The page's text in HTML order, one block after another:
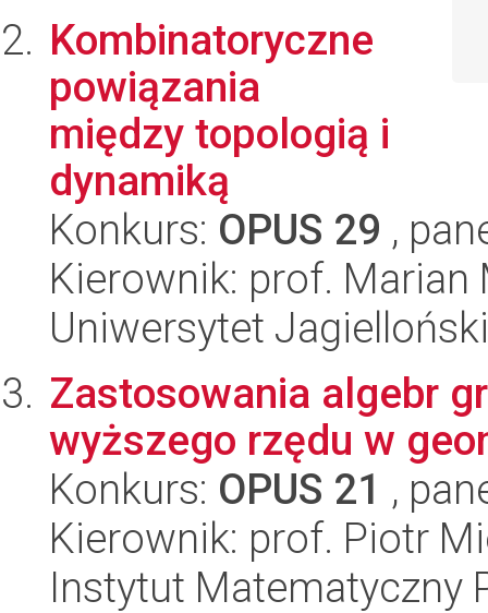
Kombinatoryczne
powiązania
między topologią i
dynamiką
Konkurs: OPUS 29 ,
Kierownik: prof. Marian
Uniwersytet Jagielloński
Zastosowania algebr
wyższego rzędu w
Konkurs: OPUS 21 ,
Kierownik: prof. Piotr
Instytut Matematyczny